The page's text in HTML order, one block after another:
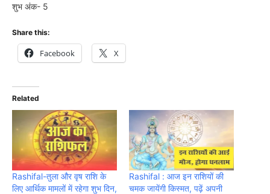
शुभ अंक- 5
Share this:
Facebook X
Related
Rashifal-तुला और वृष राशि के
लिए आर्थिक मामलों में रहेगा शुभ दिन,
Rashifal : आज इन राशियों की
चमक जायेंगी किस्मत, पढ़ें अपनी